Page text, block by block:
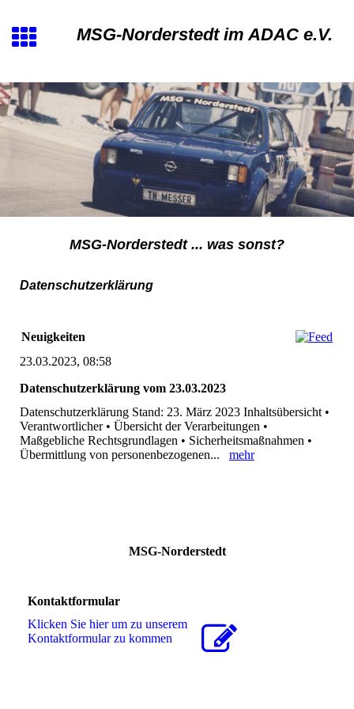
MSG-Norderstedt im ADAC e.V.
MSG-Norderstedt ... was sonst?
Datenschutzerklärung
Neuigkeiten
23.03.2023, 08:58
Datenschutzerklärung vom 23.03.2023
Datenschutzerklärung Stand: 23. März 2023 Inhaltsübersicht •
Verantwortlicher • Übersicht der Verarbeitungen •
Maßgebliche Rechtsgrundlagen • Sicherheitsmaßnahmen •
Übermittlung von personenbezogenen... mehr
MSG-Norderstedt
Kontaktformular
Klicken Sie hier um zu unserem
Kon­takt­for­mu­lar zu kommen